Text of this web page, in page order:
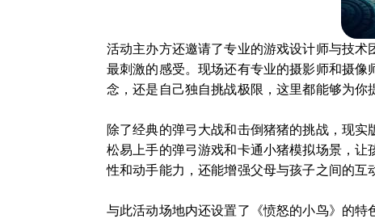
活动主办方还邀请了专业的游戏设计师与技术
最刺激的感受。现场还有专业的摄影师和摄
念，还是自己独自挑战极限，这里都能够为你
除了经典的弹弓大战和击倒猪猪的挑战，现
松易上手的弹弓游戏和卡通小猪模拟场景，
性和动手能力，还能增强父母与孩子之间的互
与此活动场地内还设置了《愤怒的小鸟》的